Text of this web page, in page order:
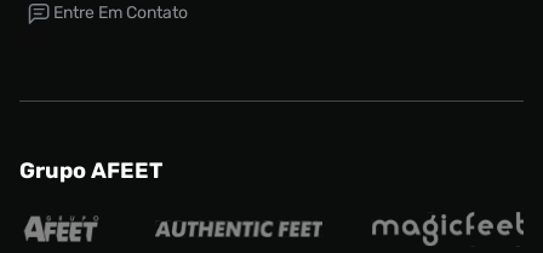
Entre Em Contato
Grupo AFEET